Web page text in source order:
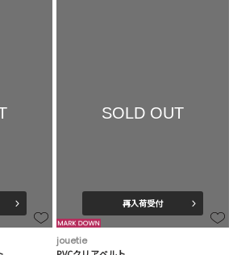
SOLD OUT
再入荷受付
jouetie